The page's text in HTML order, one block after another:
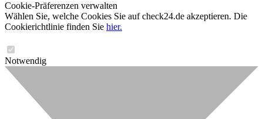
Cookie-Präferenzen verwalten
Wählen Sie, welche Cookies Sie auf check24.de akzeptieren. Die
Cookierichtlinie finden Sie hier.
Notwendig